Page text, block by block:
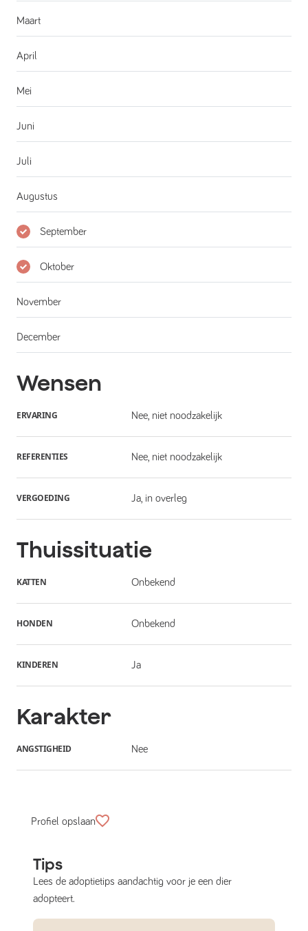
Maart
April
Mei
Juni
Juli
Augustus
September
Oktober
November
December
Wensen
ERVARING Nee, niet noodzakelijk
REFERENTIES Nee, niet noodzakelijk
VERGOEDING Ja, in overleg
Thuissituatie
KATTEN Onbekend
HONDEN Onbekend
KINDEREN Ja
Karakter
ANGSTIGHEID Nee
Profiel opslaan
Tips
Lees de adoptietips aandachtig voor je een dier
adopteert.